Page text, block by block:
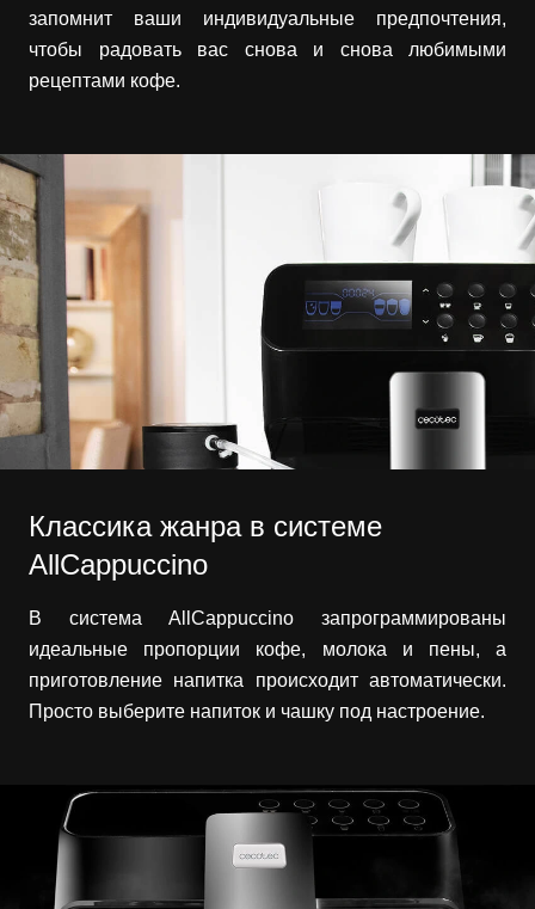
запомнит ваши индивидуальные предпочтения,
чтобы радовать вас снова и снова любимыми
рецептами кофе.
Классика жанра в системе
AllCappuccino
В система AllCappuccino запрограммированы
идеальные пропорции кофе, молока и пены, а
приготовление напитка происходит автоматически.
Просто выберите напиток и чашку под настроение.